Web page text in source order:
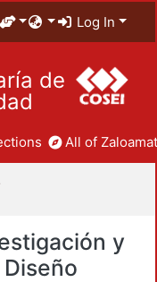
Log In
de
All of
y